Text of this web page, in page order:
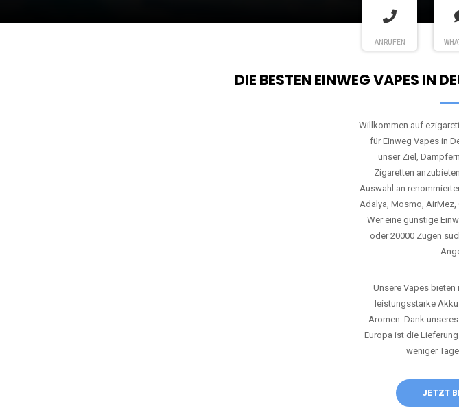
ANRUFEN
DIE BESTEN EINWEG VAPES IN
Willkommen auf
für Einweg Vapes in
unser Ziel,
Zigaretten
Auswahl an
Adalya, Mosmo,
Wer eine günstige
oder 20000 Zügen
Unsere Vapes bieten
leistungsstarke
Aromen. Dank
Europa ist die
weniger
JETZT